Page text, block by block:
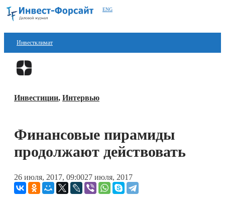
ENG
Инвестклимат
Финансы
Блокчейн
Книги
Инвестиции, Интервью
Финансовые пирамиды
продолжают действовать
26 июля, 2017, 09:0027 июля, 2017